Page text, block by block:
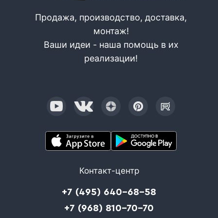
Продажа, производство, доставка,
монтаж!
Ваши идеи - наша помощь в их
реализации!
Контакт-центр
+7 (495) 640-68-58
+7 (968) 810-70-70